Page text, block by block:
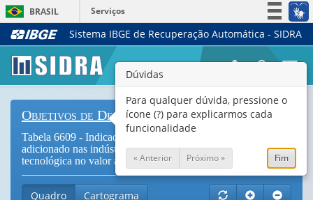
BRASIL
Serviços
Simplifique!
Legislação
Canais
Sistema IBGE de Recuperação Automática - SIDRA
Objetivos de Desenvolvimento Sustentável
Tabela 6609 - Indicador 9.b.1 - Proporção do valor
adicionado nas indústrias de média e alta intensidade
tecnológica no valor adicionado total
Quadro Cartograma
Dúvidas
Para qualquer dúvida, pressione o
ícone (?) para explicarmos cada
funcionalidade
« Anterior Próximo » Fim